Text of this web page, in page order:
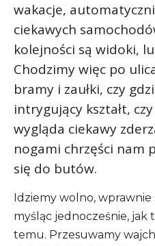
wakacje,
ciekawych
kolejności są widoki,
Chodzimy więc po
bramy i zaułki, czy
intrygujący kształt,
wygląda ciekawy
nogami chrzęści nam
się do butów.
Idziemy wolno,
myśląc jednocześnie, jak
temu. Przesuwamy